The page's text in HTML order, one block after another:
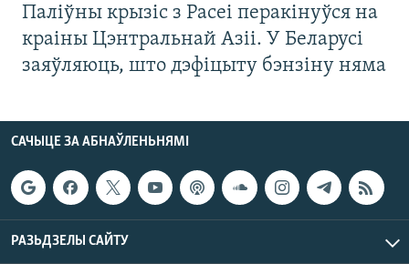
Паліўны крызіс з Расеі перакінуўся на
краіны Цэнтральнай Азіі. У Беларусі
заяўляюць, што дэфіцыту бэнзіну няма
САЧЫЦЕ ЗА АБНАЎЛЕНЬНЯМІ
РАЗЬДЗЕЛЫ САЙТУ